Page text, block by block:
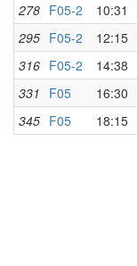
278 F05-2 10:31
295 F05-2 12:15
316 F05-2 14:38
331 F05 16:30
345 F05 18:15